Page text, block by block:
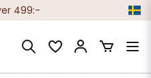
499:-
kunder